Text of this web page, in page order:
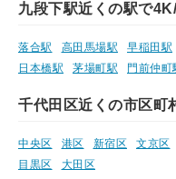
九段下駅近くの駅で
落合駅 高田馬場駅 早稲田駅
日本橋駅
茅場町駅 門前仲町
千代田区近くの市区町
中央区 港区 新宿区 文京区
目黒区
大田区